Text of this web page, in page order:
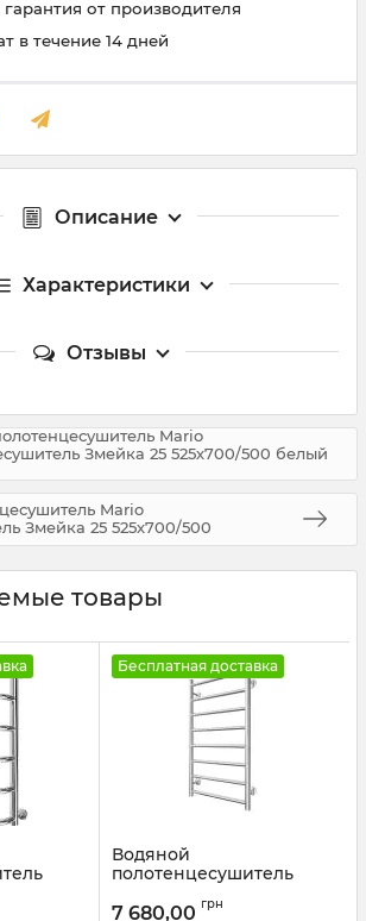
от производителя
в течение 14 дней
Описание
Характеристики
Отзывы
Mario
Змейка 25 525х700/500 белый
Mario
Змейка 25 525х700/500
товары
Бесплатная доставка
Водяной
полотенцесушитель
770х430/400 белый
7 680,00 грн